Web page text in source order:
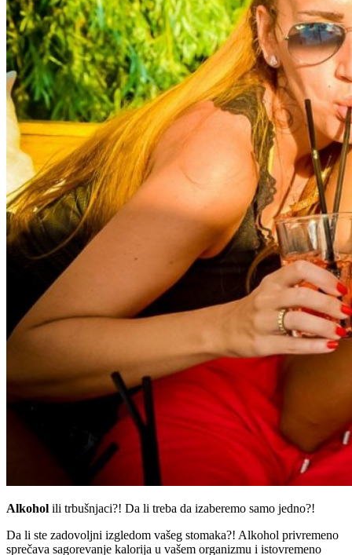
Alkohol ili trbušnjaci?! Da li treba da izaberemo samo jedno?!
Da li ste zadovoljni izgledom vašeg stomaka?! Alkohol privremeno
sprečava sagorevanje kalorija u vašem organizmu i istovremeno